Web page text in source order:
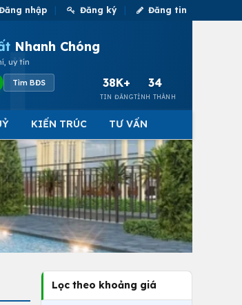
nhập Đăng ký Đăng tin
Nhanh Chóng
uy tín
Tìm BĐS 38K+
TIN ĐĂNG
34
TỈNH THÀNH
KIẾN TRÚC TƯ VẤN
Lọc theo khoảng giá